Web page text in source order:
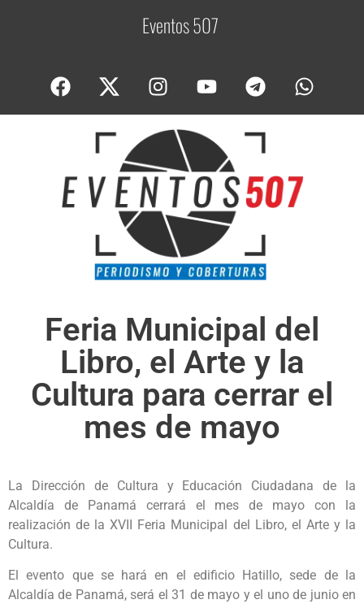
Eventos 507C
Feria Municipal del
Libro, el Arte y la
Cultura para cerrar el
mes de mayo
La Dirección de Cultura y Educación Ciudadana de la
Alcaldía de Panamá cerrará el mes de mayo con la
realización de la XVII Feria Municipal del Libro, el Arte y la
Cultura.
El evento que se hará en el edificio Hatillo, sede de la
Alcaldía de Panamá, será el 31 de mayo y el uno de junio en